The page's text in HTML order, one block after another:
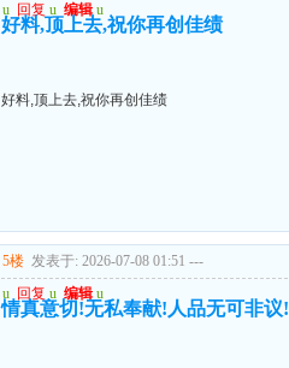
u 回复 u 编辑 u
好料,顶上去,祝你再创佳绩
好料,顶上去,祝你再创佳绩
5楼 发表于: 2026-07-08 01:51 ---
u 回复 u 编辑 u
情真意切!无私奉献!人品无可非